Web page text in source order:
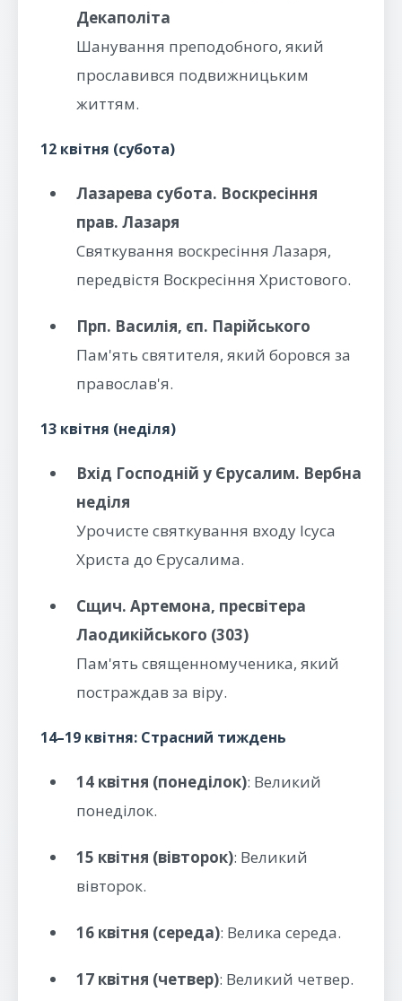
Декаполіта
Шанування преподобного, який
прославився подвижницьким
життям.
12 квітня (субота)
Лазарева субота. Воскресіння
прав. Лазаря
Святкування воскресіння Лазаря,
передвістя Воскресіння Христового.
Прп. Василія, єп. Парійського
Пам'ять святителя, який боровся за
православ'я.
13 квітня (неділя)
Вхід Господній у Єрусалим. Вербна
неділя
Урочисте святкування входу Ісуса
Христа до Єрусалима.
Сщич. Артемона, пресвітера
Лаодикійського (303)
Пам'ять священномученика, який
постраждав за віру.
14–19 квітня: Страсний тиждень
14 квітня (понеділок): Великий
понеділок.
15 квітня (вівторок): Великий
вівторок.
16 квітня (середа): Велика середа.
17 квітня (четвер): Великий четвер.